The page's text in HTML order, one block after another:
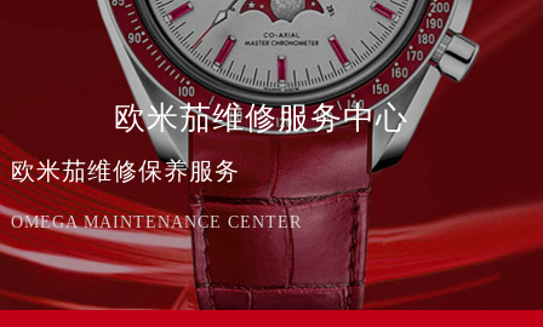
欧米茄维修服务中心
欧米茄维修保养服务
OMEGA MAINTENANCE CENTER